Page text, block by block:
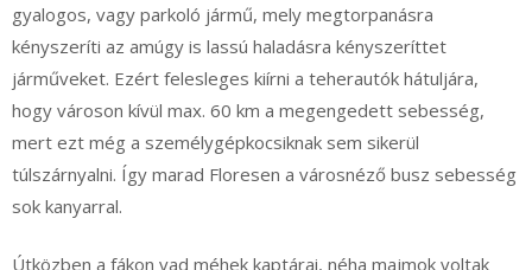
gyalogos, vagy parkoló jármű, mely megtorpanásra
kényszeríti az amúgy is lassú haladásra kényszeríttet
járműveket. Ezért felesleges kiírni a teherautók hátuljára,
hogy városon kívül max. 60 km a megengedett sebesség,
mert ezt még a személygépkocsiknak sem sikerül
túlszárnyalni. Így marad Floresen a városnéző busz sebesség
sok kanyarral.
Útközben a fákon vad méhek kaptárai, néha majmok voltak